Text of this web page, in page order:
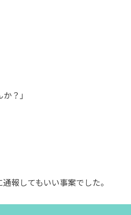
？」
報してもいい事案でした。